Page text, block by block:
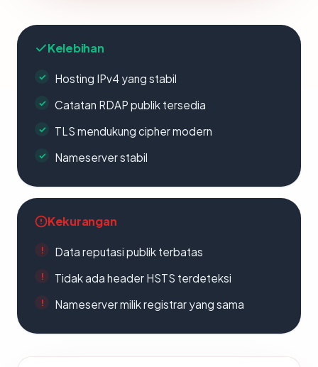
Kelebihan
Hosting IPv4 yang stabil
Catatan RDAP publik tersedia
TLS mendukung cipher modern
Nameserver stabil
Kekurangan
Data reputasi publik terbatas
Tidak ada header HSTS terdeteksi
Nameserver milik registrar yang sama